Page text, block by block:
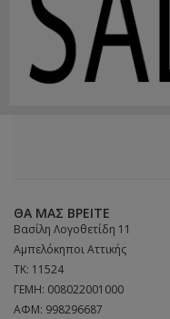
ΘΑ ΜΑΣ ΒΡΕΊΤΕ
Βασίλη Λογοθετίδη 11
Αμπελόκηποι Αττικής
ΤΚ: 11524
ΓΕΜΗ: 008022001000
ΑΦΜ: 998296687